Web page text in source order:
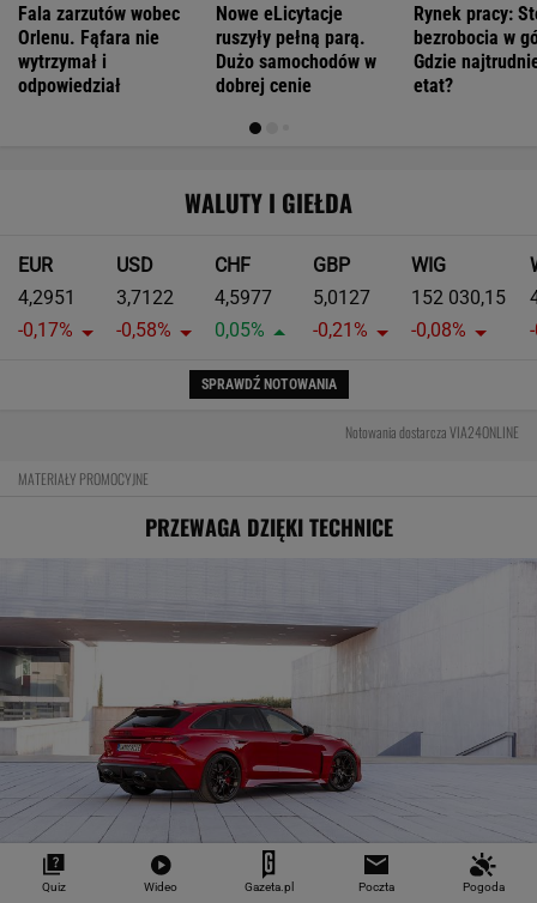
Fala zarzutów wobec
Orlenu. Fąfara nie
wytrzymał i
odpowiedział
Nowe eLicytacje
ruszyły pełną parą.
Dużo samochodów w
dobrej cenie
Rynek pracy:
bezrobocia w
Gdzie
etat?
WALUTY I GIEŁDA
EUR
4,2951
-0,17%
USD
3,7122
-0,58%
CHF
4,5977
0,05%
GBP
5,0127
-0,21%
WIG
152 030,15
-0,08%
SPRAWDŹ NOTOWANIA
Notowania dostarcza VIA24ONLINE
MATERIAŁY PROMOCYJNE
PRZEWAGA DZIĘKI TECHNICE
Pierwsza taka hybryda w historii Audi Sport. RS
Quiz Wideo Gazeta.pl Poczta Pogoda